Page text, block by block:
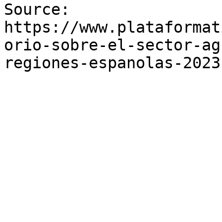
Source:
https://
orio-sobre-el-sector-